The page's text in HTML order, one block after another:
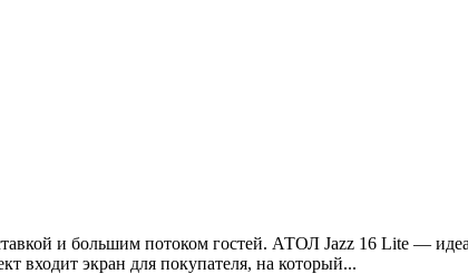
и большим потоком гостей. АТОЛ Jazz 16 Lite —
входит экран для покупателя, на который...